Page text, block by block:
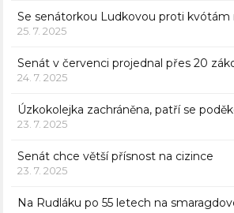
Se senátorkou Ludkovou proti kvótám
25. 7. 2025
Senát v červenci projednal přes 20
24. 7. 2025
Úzkokolejka zachráněna, patří se
23. 7. 2025
Senát chce větší přísnost na cizince
23. 7. 2025
Na Rudláku po 55 letech na